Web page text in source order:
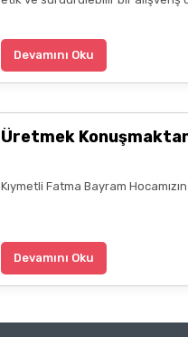
Devamını Oku
Üretmek
Kıymetli Fatma Bayram
Devamını Oku